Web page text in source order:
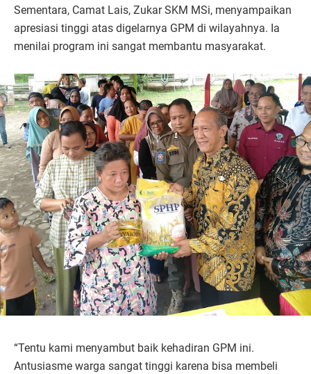
Sementara, Camat Lais, Zukar SKM MSi, menyampaikan
apresiasi tinggi atas digelarnya GPM di wilayahnya. Ia
menilai program ini sangat membantu masyarakat.
“Tentu kami menyambut baik kehadiran GPM ini.
Antusiasme warga sangat tinggi karena bisa membeli